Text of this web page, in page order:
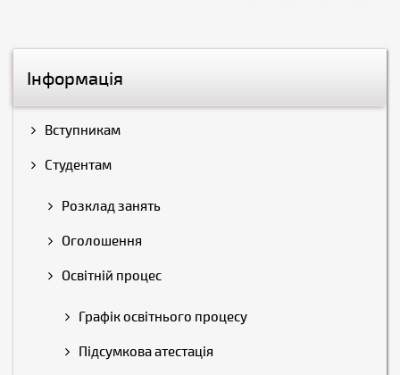
Інформація
Вступникам
Студентам
Розклад занять
Оголошення
Освітній процес
Графік освітнього процесу
Підсумкова атестація